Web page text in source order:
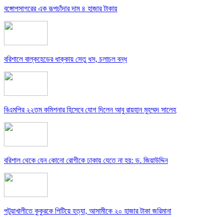
বঙ্গোপসাগরের এক রূপচাঁদার দাম ৪ হাজার টাকায়
বরিশালে বাল্কহেডের ধাক্কায় সেতু ধস, চলাচল বন্ধ
বিএমপির ২২তম কমিশনার হিসেবে যোগ দিলেন আবু রায়হান মুহম্মদ সালেহ
বরিশাল থেকে যেন কোনো রোগীকে ঢাকায় যেতে না হয়: ড. জিয়াউদ্দিন
পটুয়াখালীতে কুকুরকে পিটিয়ে হত্যা, আসামীকে ২০ হাজার টাকা জরিমানা